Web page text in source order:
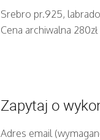
Srebro pr.925,
Cena archiwalna 280zł
Zapytaj o
Adres email